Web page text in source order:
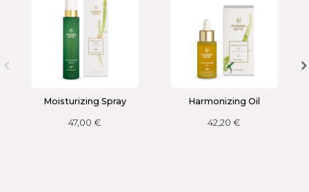
Moisturizing Spray
47,00€
Harmonizing Oil
42,20€